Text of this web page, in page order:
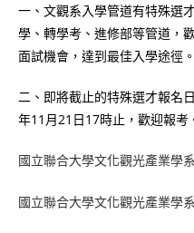
一、文觀系入學管道有特殊選
學、轉學考、進修部等管道，
面試機會，達到最佳入學途徑。
二、即將截止的特殊選才報名
年11月21日17時止，歡迎報考
國立聯合大學文化觀光產業學
國立聯合大學文化觀光產業學